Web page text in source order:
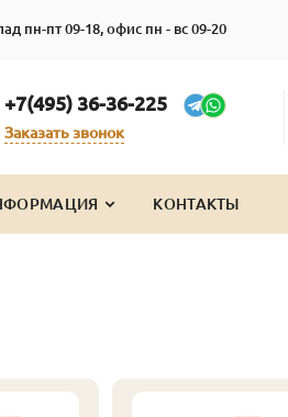
пн-пт 09-18, офис пн - вс 09-20
+7(495) 36-36-225
Заказать звонок
КОНТАКТЫ